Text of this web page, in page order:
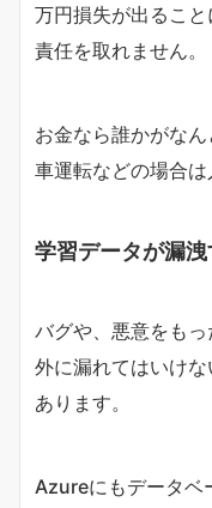
万円損失が出るこ
責任を取れません。
お金なら誰かがな
車運転などの場合は
学習データが漏洩
バグや、悪意をも
外に漏れてはいけ
あります。
Azureにもデータベ